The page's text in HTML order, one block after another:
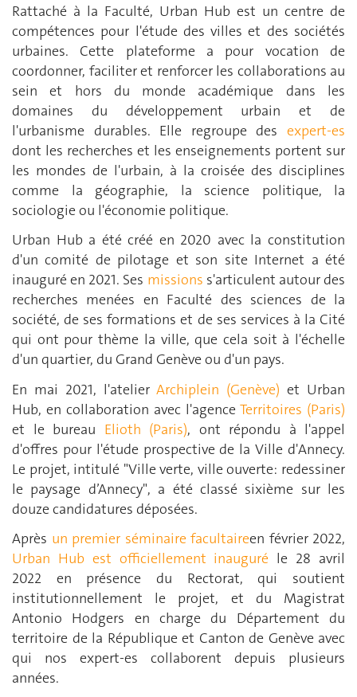
Rattaché à la Faculté, Urban Hub est un centre de
compétences pour l'étude des villes et des sociétés
urbaines. Cette plateforme a pour vocation de
coordonner, faciliter et renforcer les collaborations au
sein et hors du monde académique dans les
domaines du développement urbain et de
l'urbanisme durables. Elle regroupe des expert-es
dont les recherches et les enseignements portent sur
les mondes de l'urbain, à la croisée des disciplines
comme la géographie, la science politique, la
sociologie ou l'économie politique.
Urban Hub a été créé en 2020 avec la constitution
d'un comité de pilotage et son site Internet a été
inauguré en 2021. Ses missions s'articulent autour des
recherches menées en Faculté des sciences de la
société, de ses formations et de ses services à la Cité
qui ont pour thème la ville, que cela soit à l'échelle
d'un quartier, du Grand Genève ou d'un pays.
En mai 2021, l'atelierArchiplein (Genève) et Urban
Hub, en collaboration avec l'agence Territoires (Paris)
et le bureau Elioth (Paris), ont répondu à l'appel
d'offres pour l'étude prospective de la Ville d'Annecy.
Le projet, intitulé "Ville verte, ville ouverte: redessiner
le paysage d’Annecy", a été classé sixième sur les
douze candidatures déposées.
Après un premier séminaire facultaireen février 2022,
Urban Hub est officiellement inauguré le 28 avril
2022 en présence du Rectorat, qui soutient
institutionnellement le projet, et du Magistrat
Antonio Hodgers en charge du Département du
territoire de la République et Canton de Genève avec
qui nos expert-es collaborent depuis plusieurs
années.